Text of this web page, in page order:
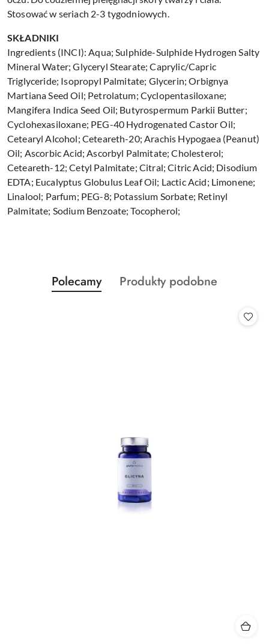
Stosować w seriach 2-3 tygodniowych.
SKŁADNIKI
Ingredients (INCI): Aqua; Sulphide-Sulphide Hydrogen Salty
Mineral Water; Glyceryl Stearate; Caprylic/Capric
Triglyceride; Isopropyl Palmitate; Glycerin; Orbignya
Martiana Seed Oil; Petrolatum; Cyclopentasiloxane;
Mangifera Indica Seed Oil; Butyrospermum Parkii Butter;
Cyclohexasiloxane; PEG-40 Hydrogenated Castor Oil;
Cetearyl Alcohol; Ceteareth-20; Arachis Hypogaea (Peanut)
Oil; Ascorbic Acid; Ascorbyl Palmitate; Cholesterol;
Ceteareth-12; Cetyl Palmitate; Citral; Citric Acid; Disodium
EDTA; Eucalyptus Globulus Leaf Oil; Lactic Acid; Limonene;
Linalool; Parfum; PEG-8; Potassium Sorbate; Retinyl
Palmitate; Sodium Benzoate; Tocopherol;
Pomiń karuzelę produktów
Produkty
o
Polecamy
Produkty
Produkty podobne